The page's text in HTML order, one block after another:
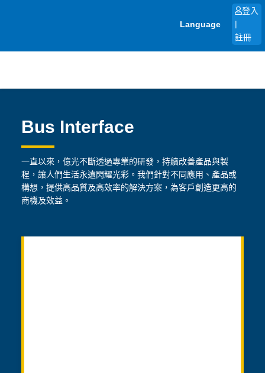
Language
登入
註冊
Bus Interface
一直以來，億光不斷透過專業的研發，持續改善產品與製
程，讓人們生活永遠閃耀光彩。我們針對不同應用、產品或
構想，提供高品質及高效率的解決方案，為客戶創造更高的
商機及效益。